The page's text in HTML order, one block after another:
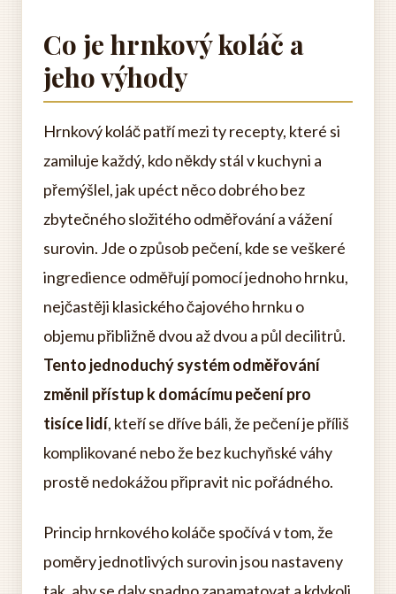
Co je hrnkový koláč a
jeho výhody
Hrnkový koláč patří mezi ty recepty, které si
zamiluje každý, kdo někdy stál v kuchyni a
přemýšlel, jak upéct něco dobrého bez
zbytečného složitého odměřování a vážení
surovin. Jde o způsob pečení, kde se veškeré
ingredience odměřují pomocí jednoho hrnku,
nejčastěji klasického čajového hrnku o
objemu přibližně dvou až dvou a půl decilitrů.
Tento jednoduchý systém odměřování
změnil přístup k domácímu pečení pro
tisíce lidí, kteří se dříve báli, že pečení je příliš
komplikované nebo že bez kuchyňské váhy
prostě nedokážou připravit nic pořádného.
Princip hrnkového koláče spočívá v tom, že
poměry jednotlivých surovin jsou nastaveny